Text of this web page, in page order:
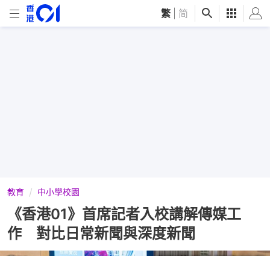
繁 简
教育 中小學校園
《香港01》首席記者入校講解傳媒工
作 對比日常新聞與深度新聞